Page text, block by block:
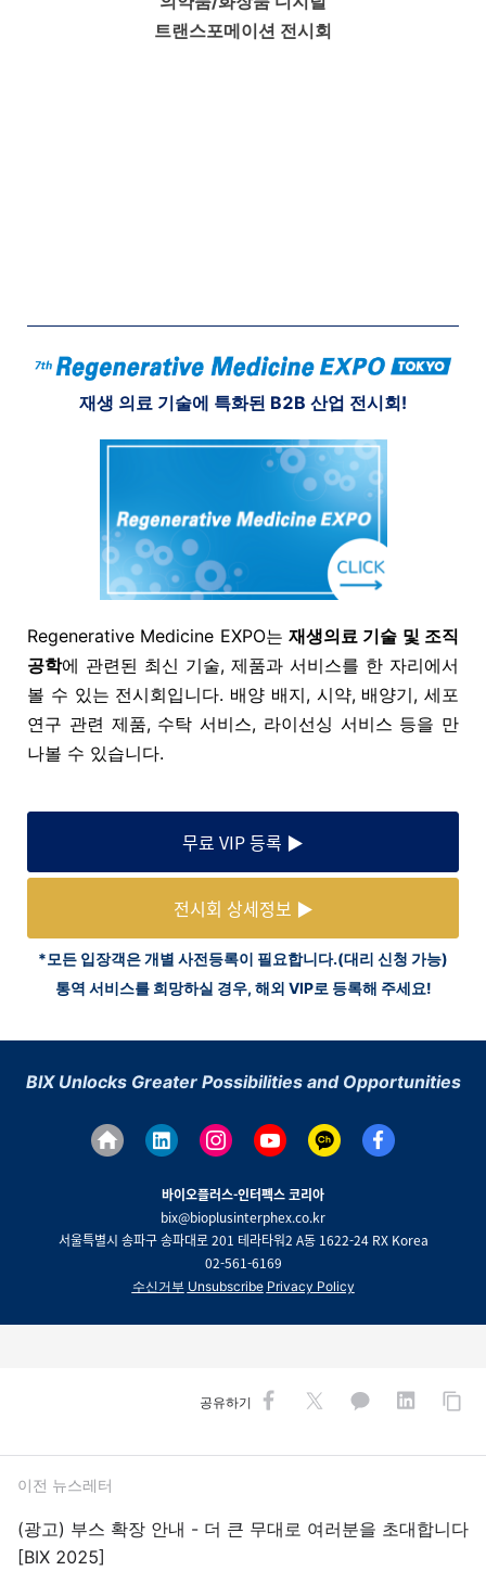
트랜스포메이션 전시회
재생 의료 기술에 특화된 B2B 산업 전시회!
Regenerative Medicine EXPO는 재생의료 기술 및 조직
공학에 관련된 최신 기술, 제품과 서비스를 한 자리에서
볼 수 있는 전시회입니다. 배양 배지, 시약, 배양기, 세포
연구 관련 제품, 수탁 서비스, 라이선싱 서비스 등을 만
나볼 수 있습니다.
무료 VIP 등록 ▶
전시회 상세정보 ▶
*모든 입장객은 개별 사전등록이 필요합니다.(대리 신청 가능)
통역 서비스를 희망하실 경우, 해외 VIP로 등록해 주세요!
BIX Unlocks Greater Possibilities and Opportunities
바이오플러스-인터펙스 코리아
bix@bioplusinterphex.co.kr
서울특별시 송파구 송파대로 201 테라타워2 A동 1622-24 RX Korea
02-561-6169
수신거부 Unsubscribe Privacy Policy
공유하기
이전 뉴스레터
(광고) 부스 확장 안내 - 더 큰 무대로 여러분을 초대합니다
[BIX 2025]